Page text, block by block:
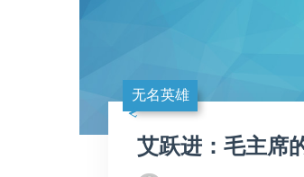
无名英雄
艾跃进：毛主席